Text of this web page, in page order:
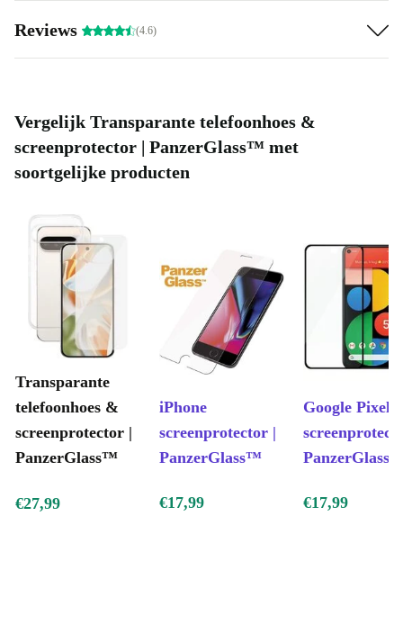
Reviews (4.6)
Vergelijk Transparante telefoonhoes &
screenprotector | PanzerGlass™ met
soortgelijke producten
Transparante
telefoonhoes &
screenprotector |
PanzerGlass™
iPhone
screenprotector |
PanzerGlass™
Google Pixel
€27,99 €17,99 €17,99